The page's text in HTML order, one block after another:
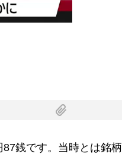
87銭です。当時とは銘柄